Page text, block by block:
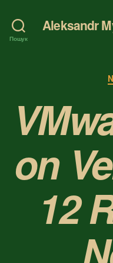
Пошук
Aleksandr
on
12